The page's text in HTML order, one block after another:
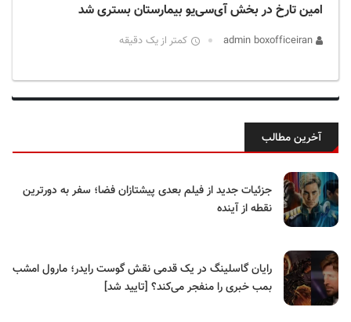
امین تارخ در بخش آی‌سی‌یو بیمارستان بستری شد
کمتر از یک دقیقه
آخرین مطالب
جزئیات جدید از فیلم بعدی پیشتازان فضا؛ سفر به دورترین
نقطه از آینده
رایان گاسلینگ در یک قدمی نقش گوست رایدر؛ مارول امشب
بمب خبری را منفجر می‌کند؟ [تایید شد]